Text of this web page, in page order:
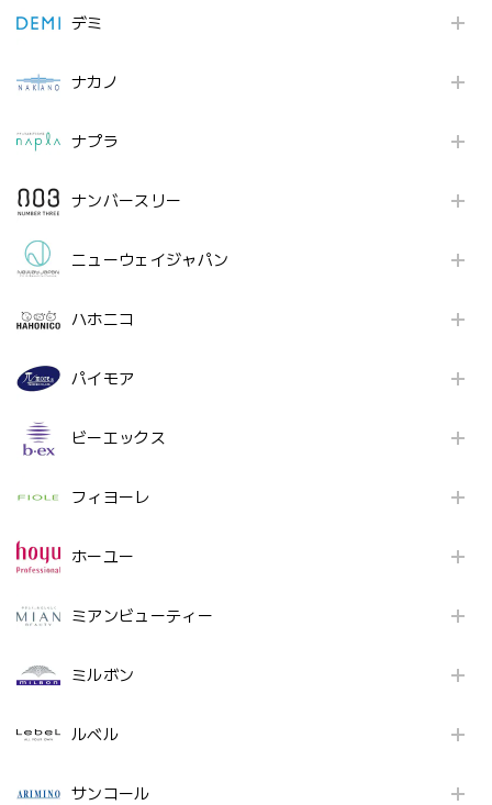
デミ
ナカノ
ナプラ
ナンバースリー
ニューウェイジャパン
ハホニコ
パイモア
ビーエックス
フィヨーレ
ホーユー
ミアンビューティー
ミルボン
ルベル
サンコール